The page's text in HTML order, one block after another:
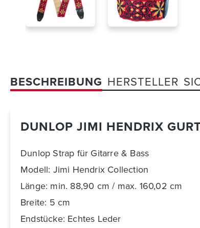
BESCHREIBUNG HERSTELLER
DUNLOP JIMI HENDRIX
Dunlop Strap für Gitarre & Bass
Modell: Jimi Hendrix Collection
Länge: min. 88,90 cm / max. 160,02 cm
Breite: 5 cm
Endstücke: Echtes Leder